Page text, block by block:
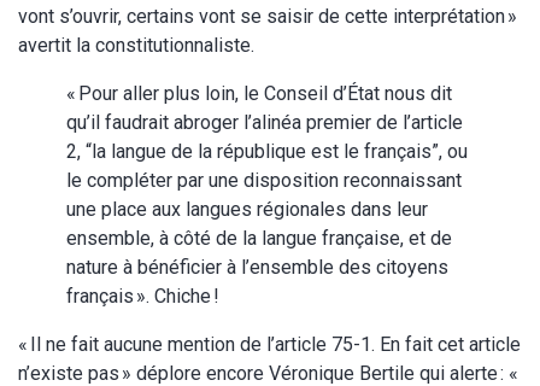
vont s’ouvrir, certains vont se saisir de cette interprétation »
avertit la constitutionnaliste.
« Pour aller plus loin, le Conseil d’État nous dit
qu’il faudrait abroger l’alinéa premier de l’article
2, “la langue de la république est le français”, ou
le compléter par une disposition reconnaissant
une place aux langues régionales dans leur
ensemble, à côté de la langue française, et de
nature à bénéficier à l’ensemble des citoyens
français ». Chiche !
« Il ne fait aucune mention de l’article 75-1. En fait cet article
n’existe pas » déplore encore Véronique Bertile qui alerte : «